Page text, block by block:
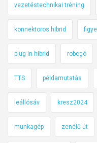
vezetéstechnikai tréning
konnektoros hibrid
plug-in hibrid robogó
TTS példamutatás
leállósáv kresz2024
munkagép zenélő út